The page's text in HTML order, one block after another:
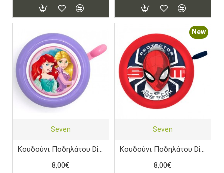
Seven
Κουδούνι Ποδηλάτου Disney Princess 2
8,00€
New
Seven
Κουδούνι Ποδηλάτου Disney Spiderman
8,00€